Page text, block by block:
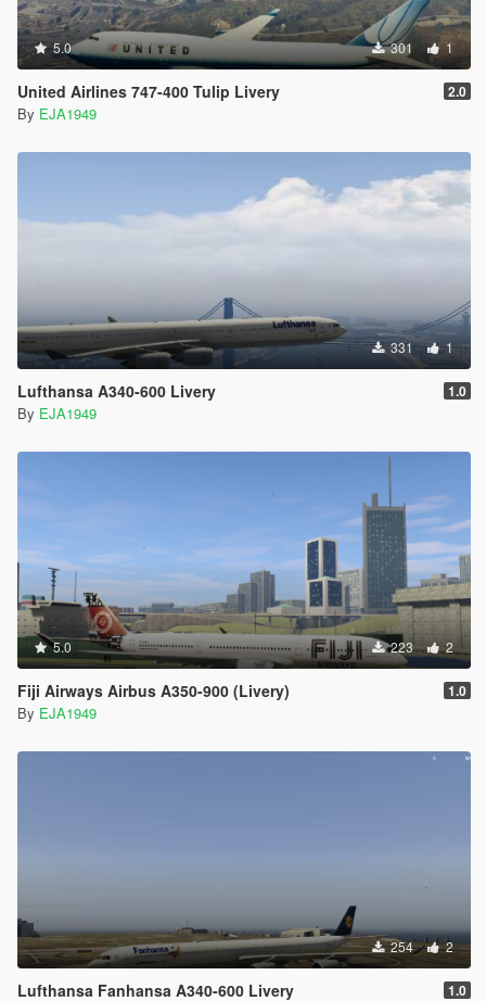
5.0 301 1
United Airlines 747-400 Tulip Livery 2.0
By EJA1949
331 1
Lufthansa A340-600 Livery 1.0
By EJA1949
5.0 223 2
Fiji Airways Airbus A350-900 (Livery) 1.0
By EJA1949
254 2
Lufthansa Fanhansa A340-600 Livery 1.0